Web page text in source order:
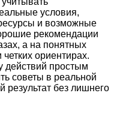
условия,
и возможные
рекомендации
а на понятных
ориентирах.
действий простым
советы в реальной
результат без лишнего